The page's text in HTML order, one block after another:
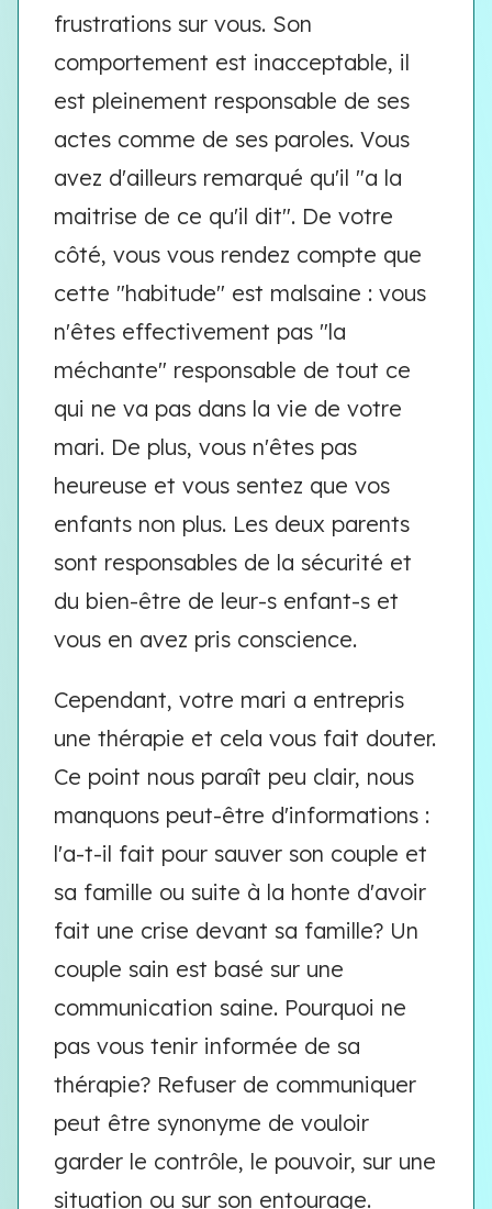
frustrations sur vous. Son
comportement est inacceptable, il
est pleinement responsable de ses
actes comme de ses paroles. Vous
avez d'ailleurs remarqué qu'il "a la
maitrise de ce qu'il dit". De votre
côté, vous vous rendez compte que
cette "habitude" est malsaine : vous
n'êtes effectivement pas "la
méchante" responsable de tout ce
qui ne va pas dans la vie de votre
mari. De plus, vous n'êtes pas
heureuse et vous sentez que vos
enfants non plus. Les deux parents
sont responsables de la sécurité et
du bien-être de leur-s enfant-s et
vous en avez pris conscience.
Cependant, votre mari a entrepris
une thérapie et cela vous fait douter.
Ce point nous paraît peu clair, nous
manquons peut-être d'informations :
l'a-t-il fait pour sauver son couple et
sa famille ou suite à la honte d'avoir
fait une crise devant sa famille? Un
couple sain est basé sur une
communication saine. Pourquoi ne
pas vous tenir informée de sa
thérapie? Refuser de communiquer
peut être synonyme de vouloir
garder le contrôle, le pouvoir, sur une
situation ou sur son entourage.